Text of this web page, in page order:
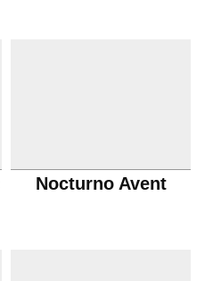
Nocturno Avent